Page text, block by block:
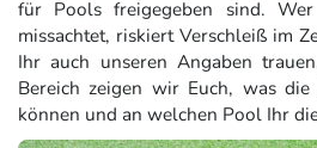
für Pools freigegeben sind.
missachtet, riskiert Verschleiß im
Ihr auch unseren Angaben
Bereich zeigen wir Euch, was
können und an welchen Pool Ihr